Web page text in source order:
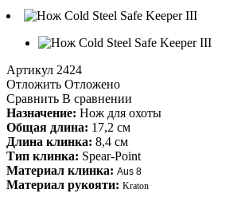
Артикул 2424
Отложить Отложено
Сравнить В сравнении
Назначение: Нож для охоты
Общая длина: 17,2 см
Длина клинка: 8,4 см
Тип клинка: Spear-Point
Материал клинка: Aus 8
Материал рукояти: Kraton